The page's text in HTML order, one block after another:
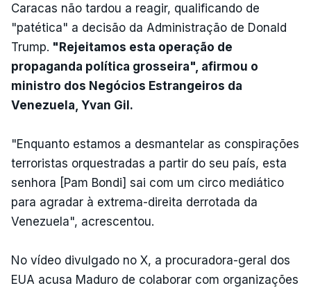
Caracas não tardou a reagir, qualificando de
"patética" a decisão da Administração de Donald
Trump. "Rejeitamos esta operação de
propaganda política grosseira", afirmou o
ministro dos Negócios Estrangeiros da
Venezuela, Yvan Gil.
"Enquanto estamos a desmantelar as conspirações
terroristas orquestradas a partir do seu país, esta
senhora [Pam Bondi] sai com um circo mediático
para agradar à extrema-direita derrotada da
Venezuela", acrescentou.
No vídeo divulgado no X, a procuradora-geral dos
EUA acusa Maduro de colaborar com organizações